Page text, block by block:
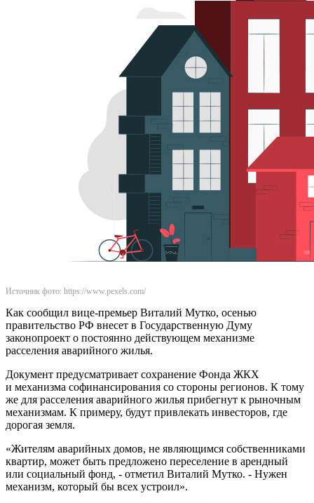
Источник фото: https://www.pexels.com/
Как сообщил вице-премьер Виталий Мутко, осенью
правительство РФ внесет в Государственную Думу
законопроект о постоянно действующем механизме
расселения аварийного жилья.
Документ предусматривает сохранение Фонда ЖКХ
и механизма софинансирования со стороны регионов. К тому
же для расселения аварийного жилья прибегнут к рыночным
механизмам. К примеру, будут привлекать инвесторов, где
дорогая земля.
«Жителям аварийных домов, не являющимся собственниками
квартир, может быть предложено переселение в арендный
или социальный фонд, - отметил Виталий Мутко. - Нужен
механизм, который бы всех устроил».